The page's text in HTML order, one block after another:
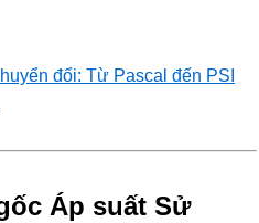
đổi: Từ Pascal đến PSI
Áp suất Sử